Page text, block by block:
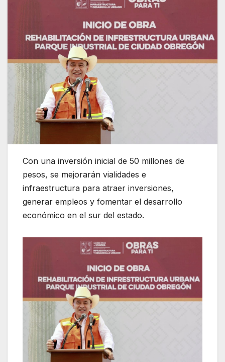
Con una inversión inicial de 50 millones de
pesos, se mejorarán vialidades e
infraestructura para atraer inversiones,
generar empleos y fomentar el desarrollo
económico en el sur del estado.